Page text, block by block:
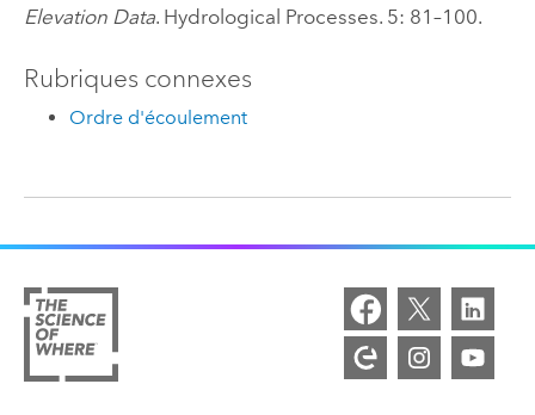
Elevation Data. Hydrological Processes. 5: 81–100.
Rubriques connexes
Ordre d'écoulement